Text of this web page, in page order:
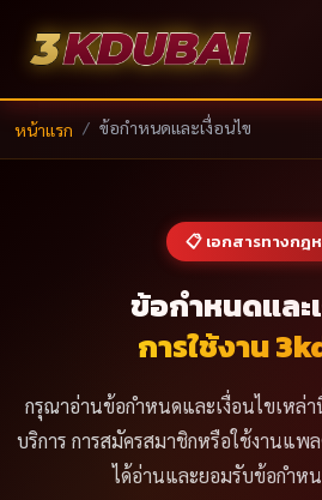
หน้าแรก ข้อกำหนดและเงื่อนไข
📋 เอกสารทางกฎ
ข้อกำหนดและ
การใช้งาน
กรุณาอ่านข้อกำหนดและเงื่อนไขเหล่า
บริการ การสมัครสมาชิกหรือใช้งานแพ
ได้อ่านและยอมรับข้อกำห